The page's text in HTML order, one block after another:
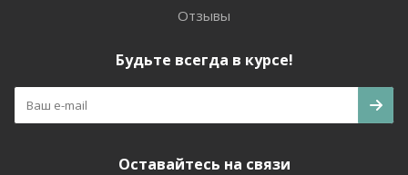
Отзывы
Будьте всегда в курсе!
Оставайтесь на связи